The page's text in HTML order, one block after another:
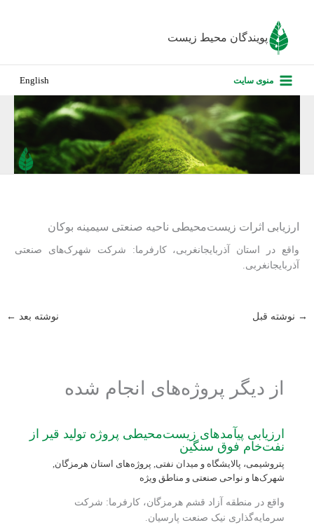
پویندگان محیط زیست
منوی سایت English
ارزیابی اثرات زیست‌محیطی ناحیه صنعتی سیمینه بوکان
واقع در استان آذربایجانغربی، کارفرما: شرکت شهرک‌های صنعتی
آذربایجانغربی.
→ نوشته قبل نوشته بعد ←
از دیگر پروژه‌های انجام شده
ارزیابی پی‏آمدهای زیست‌محیطی پروژه تولید قیر از
نفت‌خام فوق سنگین
پتروشیمی، پالایشگاه و میدان نفتی, پروژه‌های استان هرمزگان,
شهرک‌ها و نواحی صنعتی و مناطق ویژه
واقع در منطقه آزاد قشم هرمزگان، کارفرما: شرکت
سرمایه‌گذاری نیک صنعت پارسیان.
درباره ما
پروژه‌های
تماس با ما